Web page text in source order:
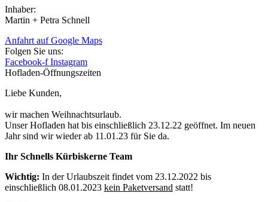
Inhaber:
Martin + Petra Schnell
Anfahrt auf Google Maps
Folgen Sie uns:
Facebook-f Instagram
Hofladen-Öffnungszeiten
Liebe Kunden,
wir machen Weihnachtsurlaub.
Unser Hofladen hat bis einschließlich 23.12.22 geöffnet. Im neuen
Jahr sind wir wieder ab 11.01.23 für Sie da.
Ihr Schnells Kürbiskerne Team
Wichtig: In der Urlaubszeit findet vom 23.12.2022 bis
einschließlich 08.01.2023 kein Paketversand statt!